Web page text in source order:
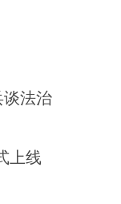
法治
上线